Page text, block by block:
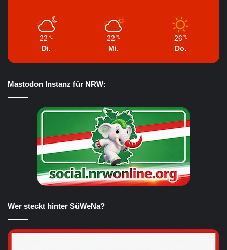
22 ℃
Di.
22 ℃
Mi.
26 ℃
Do.
Mastodon Instanz für NRW:
Wer steckt hinter SüWeNa?